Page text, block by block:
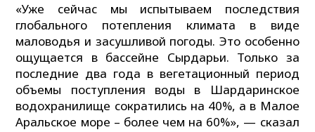
«Уже сейчас мы испытываем последствия
глобального потепления климата в виде
маловодья и засушливой погоды. Это особенно
ощущается в бассейне Сырдарьи. Только за
последние два года в вегетационный период
объемы поступления воды в Шардаринское
водохранилище сократились на 40%, а в Малое
Аральское море – более чем на 60%», — сказал